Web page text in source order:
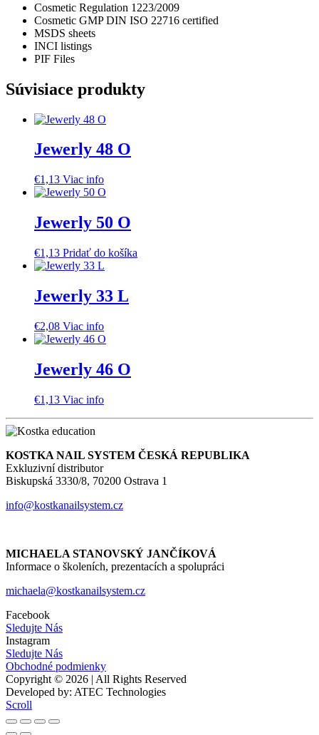
Cosmetic Regulation 1223/2009
Cosmetic GMP DIN ISO 22716 certified
MSDS sheets
INCI listings
PIF Files
Súvisiace produkty
Jewerly 48 O
€1,13 Viac info
Jewerly 50 O
€1,13 Pridať do košíka
Jewerly 33 L
€2,08 Viac info
Jewerly 46 O
€1,13 Viac info
KOSTKA NAIL SYSTEM ČESKÁ REPUBLIKA
Exkluzivní distributor
Biskupská 3330/8, 70200 Ostrava 1
info@kostkanailsystem.cz
MICHAELA STANOVSKÝ JANČÍKOVÁ
Informace o školeních, prezentacích a spolupráci
michaela@kostkanailsystem.cz
Facebook
Sledujte Nás
Instagram
Sledujte Nás
Obchodné podmienky
Copyright © 2026 | All Rights Reserved
Developed by: ATEC Technologies
Scroll